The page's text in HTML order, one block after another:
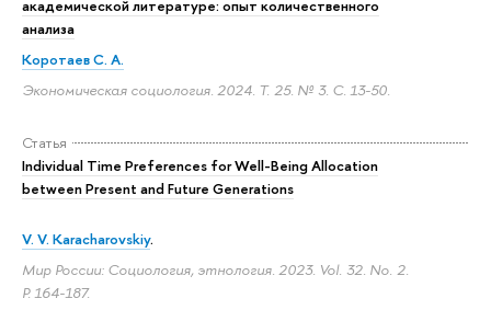
академической литературе: опыт количественного
анализа
Коротаев С. А.
Экономическая социология. 2024. Т. 25. № 3. С. 13-50.
Статья
Individual Time Preferences for Well-Being Allocation
between Present and Future Generations
V. V. Karacharovskiy.
Мир России: Социология, этнология. 2023. Vol. 32. No. 2.
P. 164-187.